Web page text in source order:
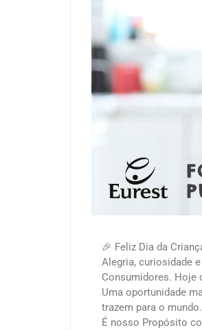
🎉 Feliz Dia da
Alegria, curiosidade
Consumidores. Hoje
Uma oportunidade
trazem para o mundo.
É nosso Propósito